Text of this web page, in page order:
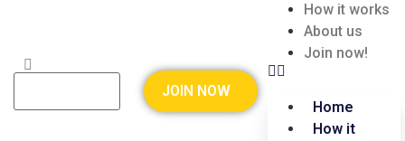
JOIN NOW
How it works
About us
Join now!
Home
How it